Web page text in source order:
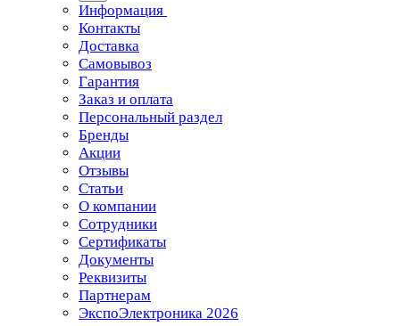
Информация
Контакты
Доставка
Самовывоз
Гарантия
Заказ и оплата
Персональный раздел
Бренды
Акции
Отзывы
Статьи
О компании
Сотрудники
Сертификаты
Документы
Реквизиты
Партнерам
ЭкспоЭлектроника 2026